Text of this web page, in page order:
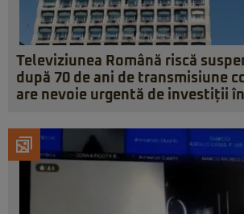
Televiziunea Română riscă
după 70 de ani de transmisiune
are nevoie urgentă de investiții